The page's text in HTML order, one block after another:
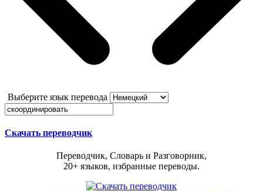
Выберите язык перевода
Скачать переводчик
Переводчик, Словарь и Разговорник,
20+ языков, избранные переводы.